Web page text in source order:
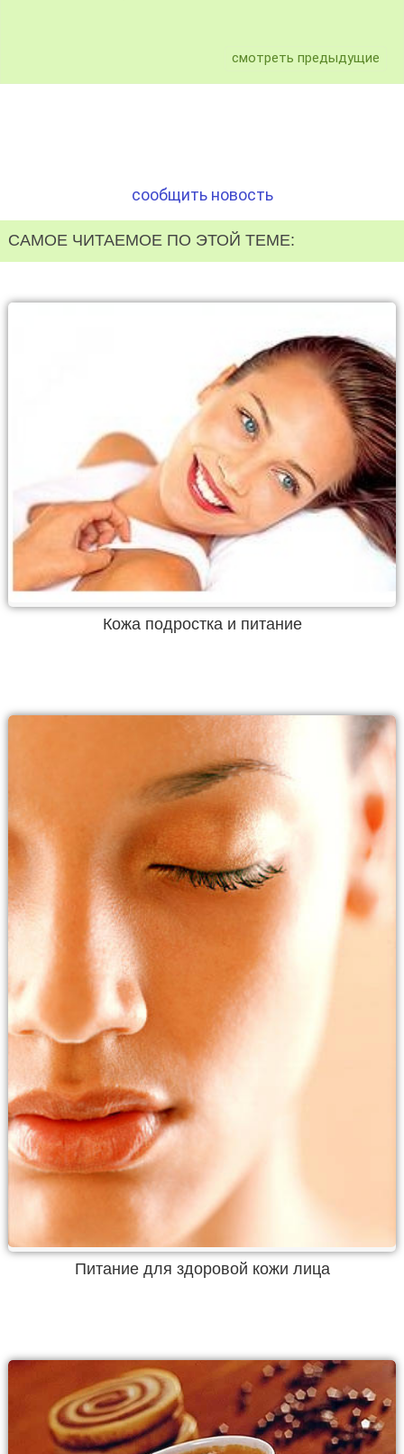
смотреть предыдущие
сообщить новость
САМОЕ ЧИТАЕМОЕ ПО ЭТОЙ ТЕМЕ:
Кожа подростка и питание
Питание для здоровой кожи лица